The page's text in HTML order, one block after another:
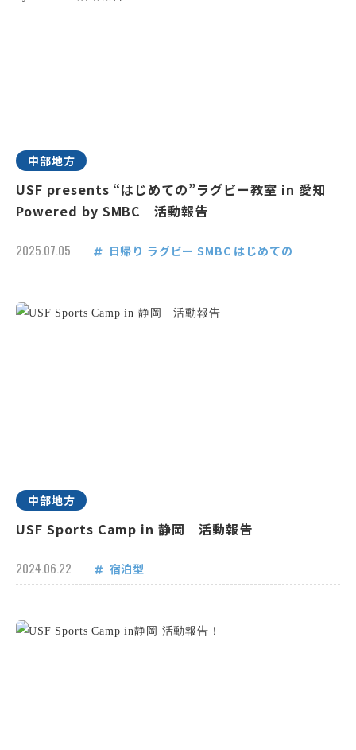
中部地方
USF presents “はじめての”ラグビー教室 in 愛知
Powered by SMBC 活動報告
2025.07.05 日帰り ラグビー SMBC はじめての
中部地方
USF Sports Camp in 静岡 活動報告
2024.06.22 宿泊型